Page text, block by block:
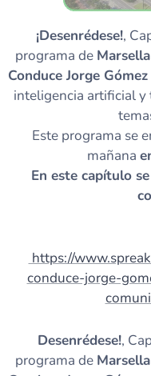
¡Desenrédese!,
programa de
Conduce Jorge Gómez
inteligencia artificial
Este programa se
mañana
En este capítulo
https://
conduce-jorge-
Desenrédese!,
programa de